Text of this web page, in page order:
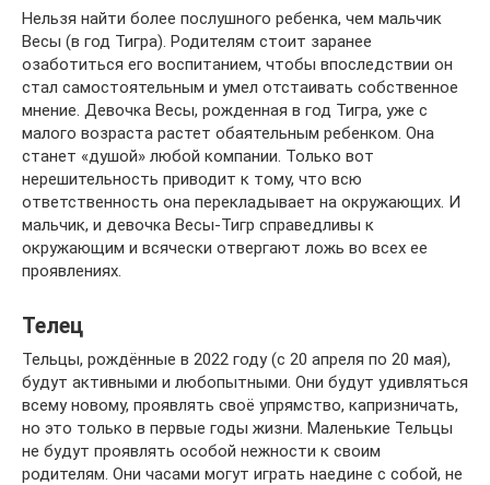
Нельзя найти более послушного ребенка, чем мальчик
Весы (в год Тигра). Родителям стоит заранее
озаботиться его воспитанием, чтобы впоследствии он
стал самостоятельным и умел отстаивать собственное
мнение. Девочка Весы, рожденная в год Тигра, уже с
малого возраста растет обаятельным ребенком. Она
станет «душой» любой компании. Только вот
нерешительность приводит к тому, что всю
ответственность она перекладывает на окружающих. И
мальчик, и девочка Весы-Тигр справедливы к
окружающим и всячески отвергают ложь во всех ее
проявлениях.
Телец
Тельцы, рождённые в 2022 году (с 20 апреля по 20 мая),
будут активными и любопытными. Они будут удивляться
всему новому, проявлять своё упрямство, капризничать,
но это только в первые годы жизни. Маленькие Тельцы
не будут проявлять особой нежности к своим
родителям. Они часами могут играть наедине с собой, не